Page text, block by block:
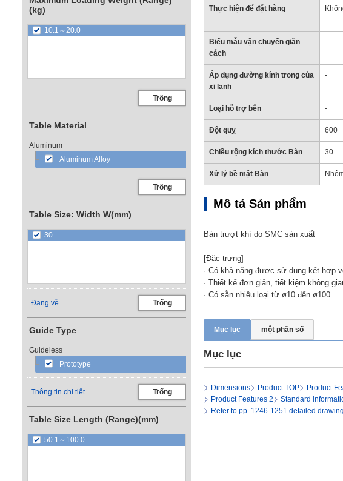
(kg)
10.1～20.0
Trống
Table Material
Aluminum
Aluminum Alloy
Trống
Table Size: Width W(mm)
30
Đang vẽ Trống
Guide Type
Guideless
Prototype
Thông tin chi tiết Trống
Table Size Length (Range)(mm)
50.1～100.0
Thực hiện để đặt hàng
Biểu mẫu vận chuyển giãn
cách
-
Áp dụng đường kính trong của
xi lanh
-
Loại hỗ trợ bên -
Đột quỵ 600
Chiều rộng kích thước Bàn 30
Xử lý bề mặt Bàn
Mô tả Sản phẩm
Bàn trượt khí do SMC sản xuất
[Đặc trưng]
· Có khả năng được sử dụng kết hợp
· Thiết kế đơn giản, tiết kiệm không
· Có sẵn nhiều loại từ ø10 đến ø100
Mục lục một phần số
Mục lục
Dimensions Product TOP
Product
Product Features 2
Standard
Refer to pp. 1246-1251 detailed